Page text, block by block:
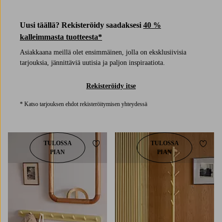
Uusi täällä? Rekisteröidy saadaksesi 40 %
kalleimmasta tuotteesta*
Asiakkaana meillä olet ensimmäinen, jolla on eksklusiivisia
tarjouksia, jännittäviä uutisia ja paljon inspiraatiota.
Rekisteröidy itse
* Katso tarjouksen ehdot rekisteröitymisen yhteydessä
TULOSSA
PIAN
Lisää suosikkeihin TULOSSA
PIAN
Lisää